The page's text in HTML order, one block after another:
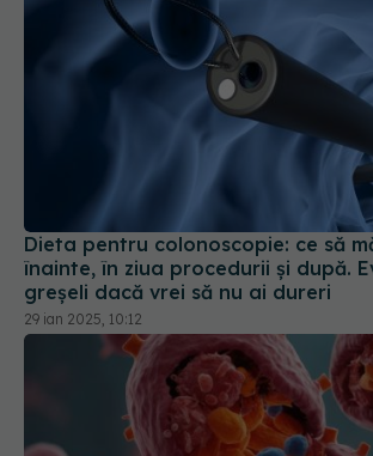
Dieta pentru colonoscopie: ce să
înainte, în ziua procedurii și după.
greșeli dacă vrei să nu ai dureri
29 ian 2025, 10:12